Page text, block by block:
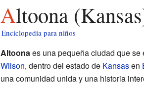
Altoona
Enciclopedia para niños
Altoonaes una pequeña ciudad que se
Wilson, dentro del estado de Kansasen
una comunidad unida y una historia